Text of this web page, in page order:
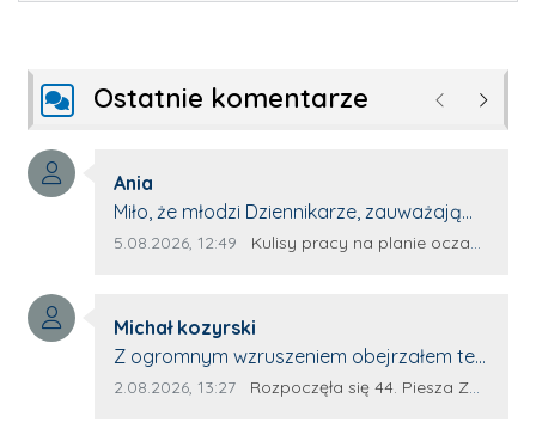
Ostatnie komentarze Poprzednie
Autor komentarza:
Ania
Treść komentarza:
Miło, że młodzi Dziennikarze, zauważają
młode talenty, które dopiero wkraczają
z nim wywiad, który przeprowadzi Pan
Artur.
Data dodania komentarza:
5.08.2026, 12:49 Źródło komentarza:
Kulisy pracy na planie oczami młodego filmowca
Autor komentarza:
Michał kozyrski
Treść komentarza:
Z ogromnym wzruszeniem obejrzałem ten
materiał. ❤️ Jestem naprawdę dumny z
Data dodania komentarza:
2.08.2026, 13:27 Źródło komentarza:
Rozpoczęła się 44. Piesza Zamojsko-Lubaczowska Pielgrzymka na Jasną Górę!